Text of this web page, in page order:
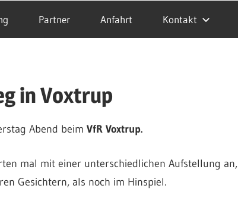
Partner Anfahrt Kontakt
in Voxtrup
Abend beim VfR Voxtrup.
mal mit einer unterschiedlichen Aufstellung an,
Gesichtern, als noch im Hinspiel.